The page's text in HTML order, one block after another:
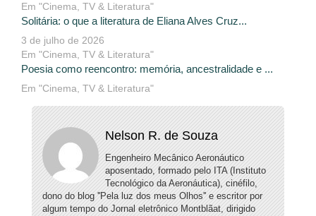
Em "Cinema, TV & Literatura"
Solitária: o que a literatura de Eliana Alves Cruz...
3 de julho de 2026
Em "Cinema, TV & Literatura"
Poesia como reencontro: memória, ancestralidade e ...
Em "Cinema, TV & Literatura"
Nelson R. de Souza
Engenheiro Mecânico Aeronáutico
aposentado, formado pelo ITA (Instituto
Tecnológico da Aeronáutica), cinéfilo,
dono do blog ''Pela luz dos meus Olhos'' e escritor por
algum tempo do Jornal eletrônico Montblãat, dirigido